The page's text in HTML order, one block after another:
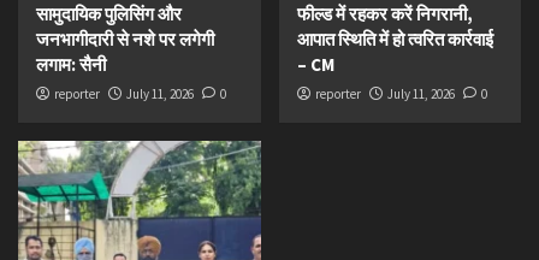
सामुदायिक पुलिसिंग और
जनभागीदारी से नशे पर लगेगी
लगाम: सैनी
reporter July 11, 2026 0
फील्ड में रहकर करें निगरानी,
आपात स्थिति में हो त्वरित कार्रवाई
– CM
reporter July 11, 2026 0